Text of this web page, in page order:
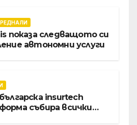
показа следващото си
автономни услуги
insurtech
събира всички